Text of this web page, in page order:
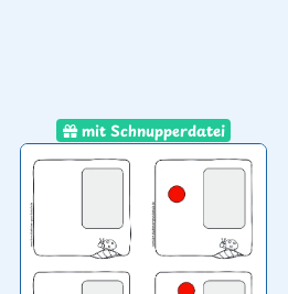
mit Schnupperdatei